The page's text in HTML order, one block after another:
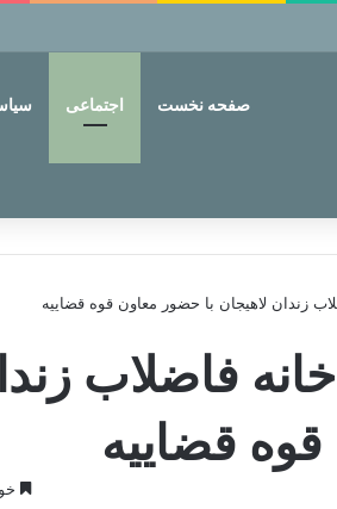
صفحه نخست اجتماعی
زندان لاهیجان با حضور معاون قوه قضاییه
فاضلاب
قضاییه